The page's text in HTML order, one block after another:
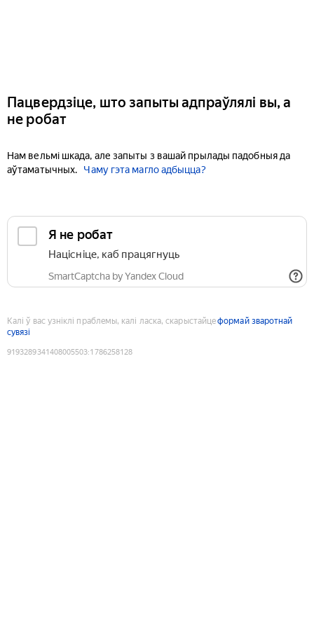
Пацвердзіце, што запыты адпраўлялі вы, а
не робат
Нам вельмі шкада, але запыты з вашай прылады падобныя да
аўтаматычных.
Чаму гэта магло адбыцца?
Я не робат
Націсніце, каб працягнуць
SmartCaptcha by Yandex Cloud
Калі ў вас узніклі праблемы, калі ласка, скарыстайцеформай зваротнай
сувязі
9193289341408005503:1786258128